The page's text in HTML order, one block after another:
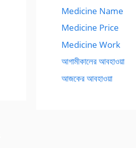
Medicine Name
Medicine Price
Medicine Work
আগামীকালের আবহাওয়া
আজকের আবহাওয়া